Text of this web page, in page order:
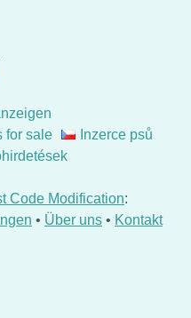
for sale
Inzerce psů
Code Modification:
• Über uns • Kontakt